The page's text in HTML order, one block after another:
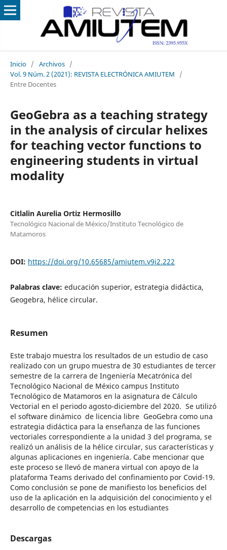
Inicio / Archivos /
Vol. 9 Núm. 2 (2021): REVISTA ELECTRÓNICA AMIUTEM
/
Entre Docentes
GeoGebra as a teaching strategy
in the analysis of circular helixes
for teaching vector functions to
engineering students in virtual
modality
Citlalin Aurelia Ortiz Hermosillo
Tecnológico Nacional de México/Instituto Tecnológico de
Matamoros
DOI: https://doi.org/10.65685/amiutem.v9i2.222
Palabras clave: educación superior, estrategia didáctica,
Geogebra, hélice circular.
Resumen
Este trabajo muestra los resultados de un estudio de caso
realizado con un grupo muestra de 30 estudiantes de tercer
semestre de la carrera de Ingeniería Mecatrónica del
Tecnológico Nacional de México campus Instituto
Tecnológico de Matamoros en la asignatura de Cálculo
Vectorial en el periodo agosto-diciembre del 2020. Se utilizó
el software dinámico de licencia libre GeoGebra como una
estrategia didáctica para la enseñanza de las funciones
vectoriales correspondiente a la unidad 3 del programa, se
realizó un análisis de la hélice circular, sus características y
algunas aplicaciones en ingeniería. Cabe mencionar que
este proceso se llevó de manera virtual con apoyo de la
plataforma Teams derivado del confinamiento por Covid-19.
Como conclusión se pone de manifiesto los beneficios del
uso de la aplicación en la adquisición del conocimiento y el
desarrollo de competencias en los estudiantes
Descargas